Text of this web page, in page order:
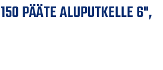
PÄÄTE ALUPUTKELLE 6",